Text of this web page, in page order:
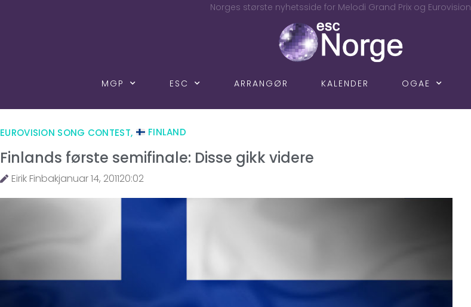
Norges største nyhetsside for Melodi Grand Prix og Eurovision
MGP ESC ARRANGØR KALENDER OGAE
EUROVISION SONG CONTEST, FINLAND
Finlands første semifinale: Disse gikk videre
Eirik Finbakjanuar 14, 201120:02